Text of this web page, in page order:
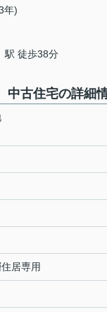
年)
駅 徒歩38分
古住宅の詳細
居専用